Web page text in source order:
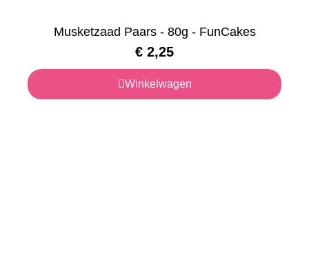
Musketzaad Paars - 80g - FunCakes
€ 2,25
Winkelwagen